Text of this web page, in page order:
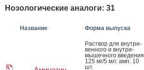
Нозологические аналоги: 31
Название Форма выпуска
Рас­твор для внут­ри­
вен­но­го и внут­ри­
мышеч­но­го вве­дения
125 мг/5 мл: амп. 10
шт.